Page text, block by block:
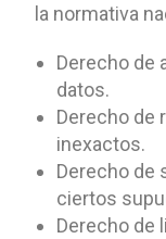
la normativa
Derecho de
datos.
Derecho de
inexactos.
Derecho de
ciertos
Derecho de